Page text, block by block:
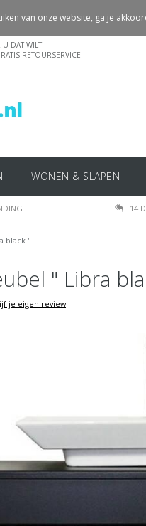
DAT WILT
RETOURSERVICE
WONEN & SLAPEN
14
black "
" Libra
je eigen review
van onze website, ga je